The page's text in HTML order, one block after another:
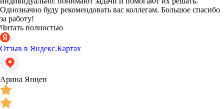
Однозначно буду рекомендовать вас коллегам. Большое спасибо
за работу!
Читать полностью
Отзыв в Яндекс.Картах
Арина Янцен